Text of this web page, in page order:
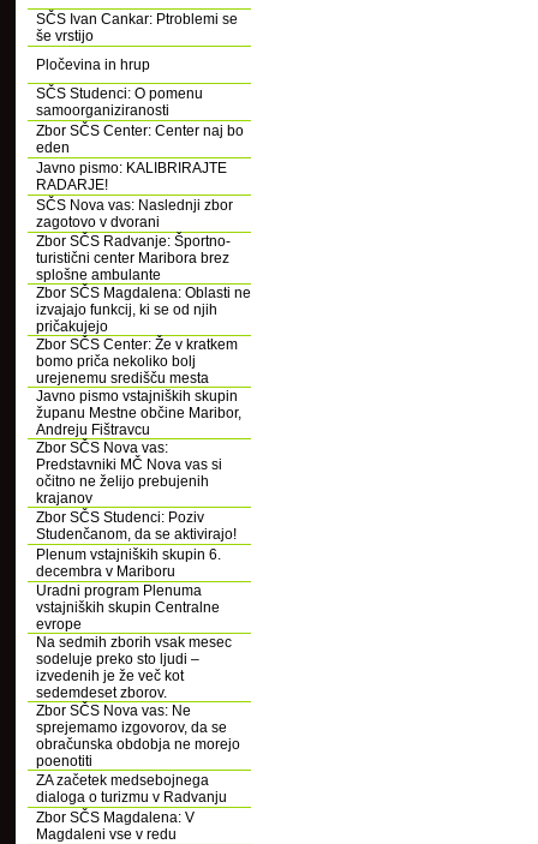
SČS Ivan Cankar: Ptroblemi se
še vrstijo
Pločevina in hrup
SČS Studenci: O pomenu
samoorganiziranosti
Zbor SČS Center: Center naj bo
eden
Javno pismo: KALIBRIRAJTE
RADARJE!
SČS Nova vas: Naslednji zbor
zagotovo v dvorani
Zbor SČS Radvanje: Športno-
turistični center Maribora brez
splošne ambulante
Zbor SČS Magdalena: Oblasti ne
izvajajo funkcij, ki se od njih
pričakujejo
Zbor SČS Center: Že v kratkem
bomo priča nekoliko bolj
urejenemu središču mesta
Javno pismo vstajniških skupin
županu Mestne občine Maribor,
Andreju Fištravcu
Zbor SČS Nova vas:
Predstavniki MČ Nova vas si
očitno ne želijo prebujenih
krajanov
Zbor SČS Studenci: Poziv
Studenčanom, da se aktivirajo!
Plenum vstajniških skupin 6.
decembra v Mariboru
Uradni program Plenuma
vstajniških skupin Centralne
evrope
Na sedmih zborih vsak mesec
sodeluje preko sto ljudi –
izvedenih je že več kot
sedemdeset zborov.
Zbor SČS Nova vas: Ne
sprejemamo izgovorov, da se
obračunska obdobja ne morejo
poenotiti
ZA začetek medsebojnega
dialoga o turizmu v Radvanju
Zbor SČS Magdalena: V
Magdaleni vse v redu